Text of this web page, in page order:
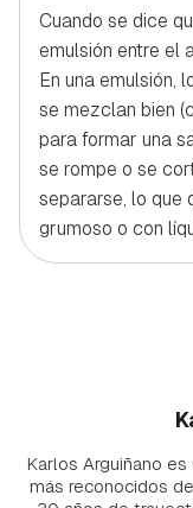
Cuando se dice
emulsión entre el
En una emulsión,
se mezclan bien
para formar una
se rompe o se
separarse, lo que
grumoso o con
Karlos Arguiñano
más reconocidos